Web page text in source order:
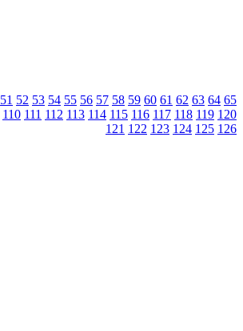
51 52 53 54 55 56 57 58 59 60 61 62 63 64 65
110 111 112 113 114 115 116 117 118 119 120
121 122 123 124 125 126